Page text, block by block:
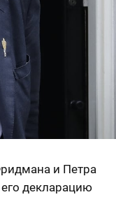
и Петра
декларацию